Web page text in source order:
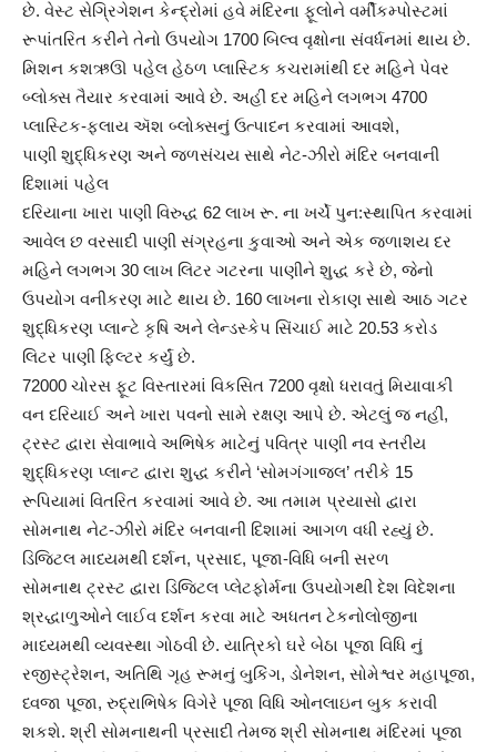
છે. વેસ્ટ સેગ્રિગેશન કેન્દ્રોમાં હવે મંદિરના ફૂલોને વર્મીકમ્પોસ્ટમાં
રૂપાંતરિત કરીને તેનો ઉપયોગ 1700 બિલ્વ વૃક્ષોના સંવર્ધનમાં થાય છે.
મિશન કશઋઊ પહેલ હેઠળ પ્લાસ્ટિક કચરામાંથી દર મહિને પેવર
બ્લોક્સ તૈયાર કરવામાં આવે છે. અહીં દર મહિને લગભગ 4700
પ્લાસ્ટિક-ફ્લાય ઍશ બ્લોક્સનું ઉત્પાદન કરવામાં આવશે,
પાણી શુદ્ધિકરણ અને જળસંચય સાથે નેટ-ઝીરો મંદિર બનવાની
દિશામાં પહેલ
દરિયાના ખારા પાણી વિરુદ્ધ 62 લાખ રૂ. ના ખર્ચે પુન:સ્થાપિત કરવામાં
આવેલ છ વરસાદી પાણી સંગ્રહના કુવાઓ અને એક જળાશય દર
મહિને લગભગ 30 લાખ લિટર ગટરના પાણીને શુદ્ધ કરે છે, જેનો
ઉપયોગ વનીકરણ માટે થાય છે. 160 લાખના રોકાણ સાથે આઠ ગટર
શુદ્ધિકરણ પ્લાન્ટે કૃષિ અને લેન્ડસ્કેપ સિંચાઈ માટે 20.53 કરોડ
લિટર પાણી ફિલ્ટર કર્યું છે.
72000 ચોરસ ફૂટ વિસ્તારમાં વિકસિત 7200 વૃક્ષો ધરાવતું મિયાવાકી
વન દરિયાઈ અને ખારા પવનો સામે રક્ષણ આપે છે. એટલું જ નહીં,
ટ્રસ્ટ દ્વારા સેવાભાવે અભિષેક માટેનું પવિત્ર પાણી નવ સ્તરીય
શુદ્ધિકરણ પ્લાન્ટ દ્વારા શુદ્ધ કરીને ‘સોમગંગાજલ’ તરીકે 15
રૂપિયામાં વિતરિત કરવામાં આવે છે. આ તમામ પ્રયાસો દ્વારા
સોમનાથ નેટ-ઝીરો મંદિર બનવાની દિશામાં આગળ વધી રહ્યું છે.
ડિજિટલ માધ્યમથી દર્શન, પ્રસાદ, પૂજા-વિધિ બની સરળ
સોમનાથ ટ્રસ્ટ દ્વારા ડિજિટલ પ્લેટફોર્મના ઉપયોગથી દેશ વિદેશના
શ્રદ્ધાળુઓને લાઈવ દર્શન કરવા માટે અધતન ટેકનોલોજીના
માધ્યમથી વ્યવસ્થા ગોઠવી છે. યાત્રિકો ઘરે બેઠા પૂજા વિધિ નું
રજીસ્ટ્રેશન, અતિથિ ગૃહ રૂમનું બુકિંગ, ડોનેશન, સોમેશ્વર મહાપૂજા,
ધ્વજા પૂજા, રુદ્રાભિષેક વિગેરે પૂજા વિધિ ઓનલાઇન બુક કરાવી
શકશે. શ્રી સોમનાથની પ્રસાદી તેમજ શ્રી સોમનાથ મંદિરમાં પૂજા